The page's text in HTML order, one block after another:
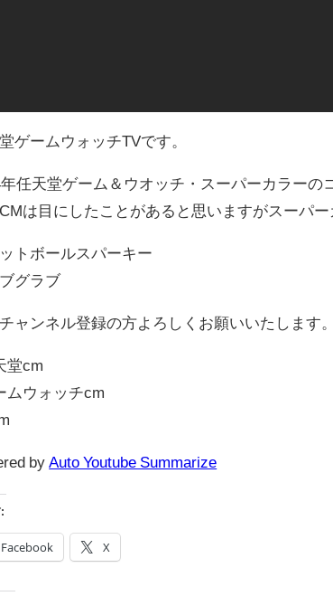
ゲームウォッチTVです。
年任天堂ゲーム＆ウオッチ・スーパーカラーの
は目にしたことがあると思いますがスーパ
トボールスパーキー
グラブ
ャンネル登録の方よろしくお願いいたします。
堂cm
ムウォッチcm
by Auto Youtube Summarize
Facebook X